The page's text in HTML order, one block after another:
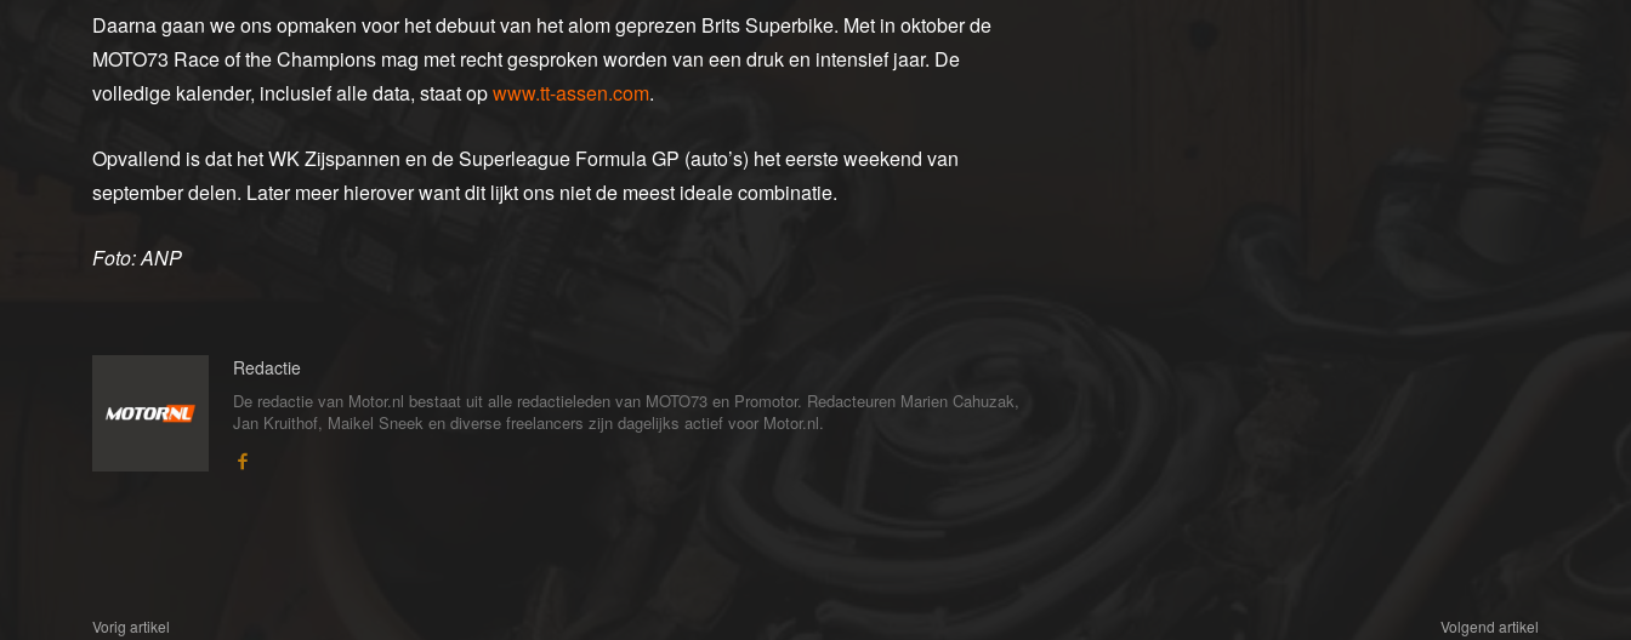
Daarna gaan we ons opmaken voor het debuut van het alom geprezen Brits Superbike. Met in oktober de
MOTO73 Race of the Champions mag met recht gesproken worden van een druk en intensief jaar. De
volledige kalender, inclusief alle data, staat opwww.tt-assen.com.
Opvallend is dat het WK Zijspannen en de Superleague Formula GP (auto’s) het eerste weekend van
september delen. Later meer hierover want dit lijkt ons niet de meest ideale combinatie.
Foto: ANP
Redactie
De redactie van Motor.nl bestaat uit alle redactieleden van MOTO73 en Promotor. Redacteuren Marien Cahuzak,
Jan Kruithof, Maikel Sneek en diverse freelancers zijn dagelijks actief voor Motor.nl.
Vorig artikel Volgend artikel